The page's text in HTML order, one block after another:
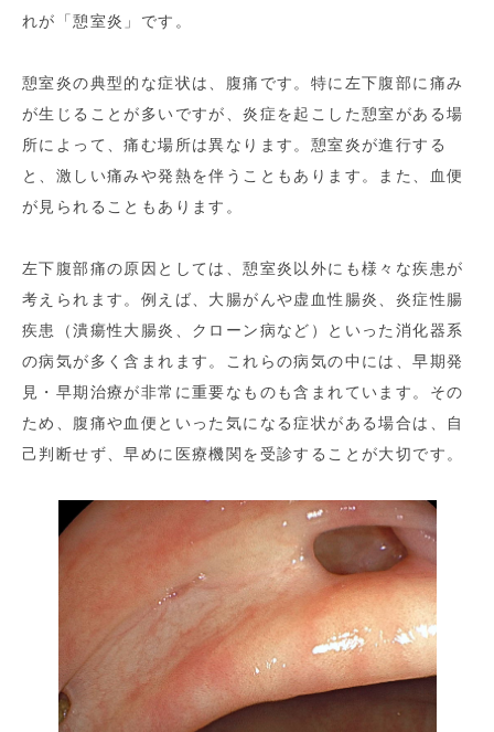
れが「憩室炎」です。
憩室炎の典型的な症状は、腹痛です。特に左下腹部に痛み
が生じることが多いですが、炎症を起こした憩室がある場
所によって、痛む場所は異なります。憩室炎が進行する
と、激しい痛みや発熱を伴うこともあります。また、血便
が見られることもあります。
左下腹部痛の原因としては、憩室炎以外にも様々な疾患が
考えられます。例えば、大腸がんや虚血性腸炎、炎症性腸
疾患（潰瘍性大腸炎、クローン病など）といった消化器系
の病気が多く含まれます。これらの病気の中には、早期発
見・早期治療が非常に重要なものも含まれています。その
ため、腹痛や血便といった気になる症状がある場合は、自
己判断せず、早めに医療機関を受診することが大切です。